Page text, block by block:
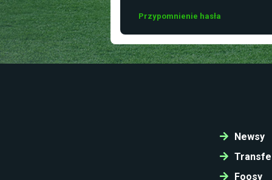
Przypomnienie hasła
Newsy
Foosy